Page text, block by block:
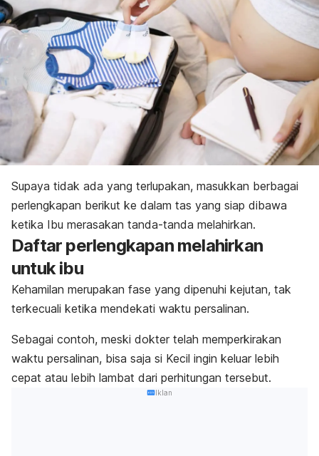
Supaya tidak ada yang terlupakan, masukkan berbagai
perlengkapan berikut ke dalam tas yang siap dibawa
ketika Ibu merasakan tanda-tanda melahirkan.
Daftar perlengkapan melahirkan
untuk ibu
Kehamilan merupakan fase yang dipenuhi kejutan, tak
terkecuali ketika mendekati waktu persalinan.
Sebagai contoh, meski dokter telah memperkirakan
waktu persalinan, bisa saja si Kecil ingin keluar lebih
cepat atau lebih lambat dari perhitungan tersebut.
Iklan